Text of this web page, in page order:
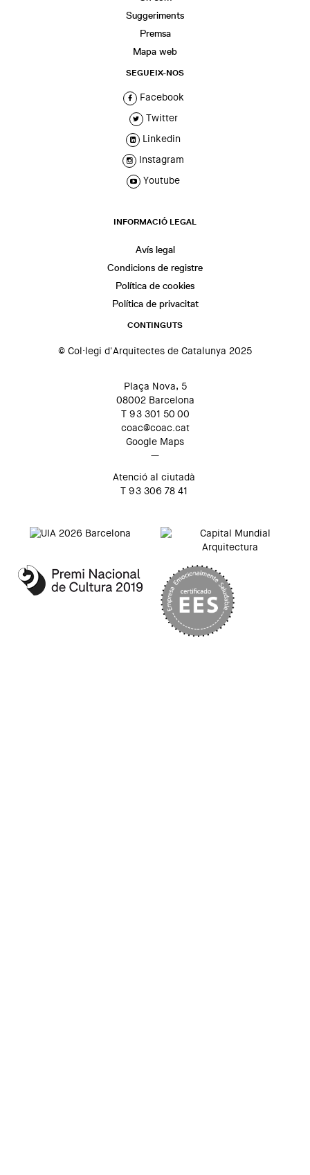
Suggeriments
Premsa
Mapa web
SEGUEIX-NOS
Facebook
Twitter
Linkedin
Instagram
Youtube
INFORMACIÓ LEGAL
Avís legal
Condicions de registre
Política de cookies
Política de privacitat
CONTINGUTS
© Col·legi d'Arquitectes de Catalunya 2025
Plaça Nova, 5
08002 Barcelona
T 93 301 50 00
coac@coac.cat
Google Maps
—
Atenció al ciutadà
T 93 306 78 41